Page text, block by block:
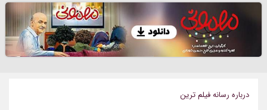
درباره رسانه فيلم ترين